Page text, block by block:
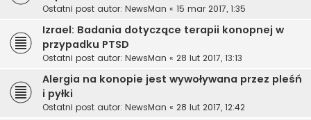
Ostatni post autor: NewsMan « 15 mar 2017, 1:35
Izrael: Badania dotyczące terapii konopnej w
przypadku PTSD
Ostatni post autor: NewsMan « 28 lut 2017, 13:13
Alergia na konopie jest wywoływana przez pleśń
i pyłki
Ostatni post autor: NewsMan « 28 lut 2017, 12:42